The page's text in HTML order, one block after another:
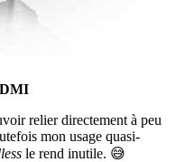
relier directement à peu
mon usage quasi-
le rend inutile. 😅